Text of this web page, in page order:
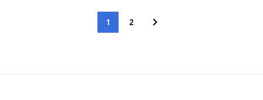
1 2